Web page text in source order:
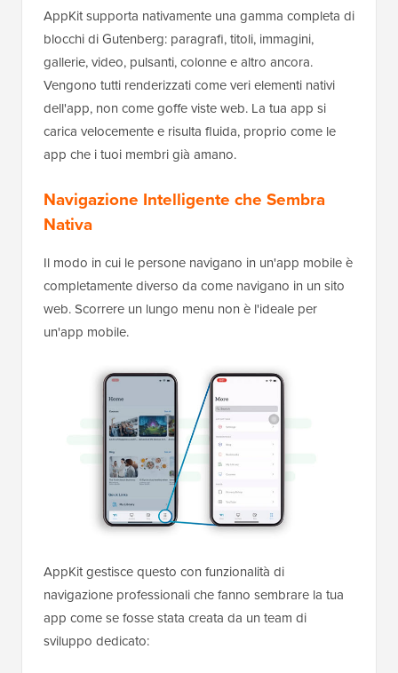
AppKit supporta nativamente una gamma completa di
blocchi di Gutenberg: paragrafi, titoli, immagini,
gallerie, video, pulsanti, colonne e altro ancora.
Vengono tutti renderizzati come veri elementi nativi
dell'app, non come goffe viste web. La tua app si
carica velocemente e risulta fluida, proprio come le
app che i tuoi membri già amano.
Navigazione Intelligente che Sembra
Nativa
Il modo in cui le persone navigano in un'app mobile è
completamente diverso da come navigano in un sito
web. Scorrere un lungo menu non è l'ideale per
un'app mobile.
AppKit gestisce questo con funzionalità di
navigazione professionali che fanno sembrare la tua
app come se fosse stata creata da un team di
sviluppo dedicato: